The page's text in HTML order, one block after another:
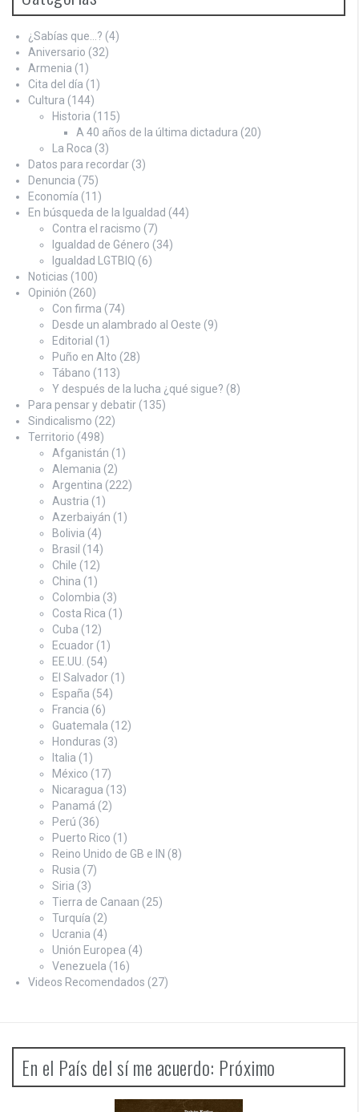
¿Sabías que…? (4)
Aniversario (32)
Armenia (1)
Cita del día (1)
Cultura (144)
Historia (115)
A 40 años de la última dictadura (20)
La Roca (3)
Datos para recordar (3)
Denuncia (75)
Economía (11)
En búsqueda de la Igualdad (44)
Contra el racismo (7)
Igualdad de Género (34)
Igualdad LGTBIQ (6)
Noticias (100)
Opinión (260)
Con firma (74)
Desde un alambrado al Oeste (9)
Editorial (1)
Puño en Alto (28)
Tábano (113)
Y después de la lucha ¿qué sigue? (8)
Para pensar y debatir (135)
Sindicalismo (22)
Territorio (498)
Afganistán (1)
Alemania (2)
Argentina (222)
Austria (1)
Azerbaiyán (1)
Bolivia (4)
Brasil (14)
Chile (12)
China (1)
Colombia (3)
Costa Rica (1)
Cuba (12)
Ecuador (1)
EE.UU. (54)
El Salvador (1)
España (54)
Francia (6)
Guatemala (12)
Honduras (3)
Italia (1)
México (17)
Nicaragua (13)
Panamá (2)
Perú (36)
Puerto Rico (1)
Reino Unido de GB e IN (8)
Rusia (7)
Siria (3)
Tierra de Canaan (25)
Turquía (2)
Ucrania (4)
Unión Europea (4)
Venezuela (16)
Videos Recomendados (27)
En el País del sí me acuerdo: Próximo